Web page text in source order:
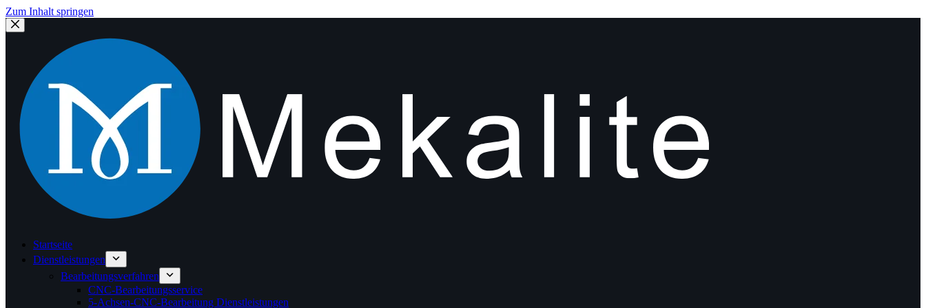
Zum Inhalt springen
Startseite
Dienstleistungen
Bearbeitungsverfahren
CNC-Bearbeitungsservice
5-Achsen-CNC-Bearbeitung Dienstleistungen